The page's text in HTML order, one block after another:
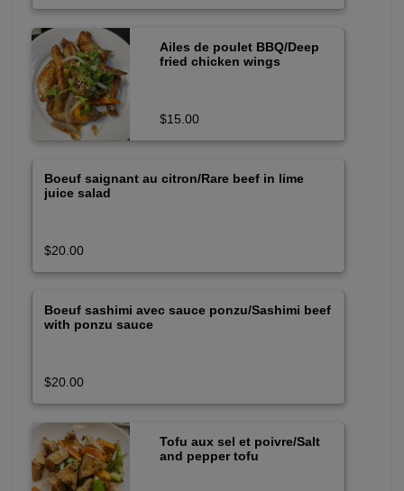
Ailes de poulet BBQ/Deep
fried chicken wings
$15.00
Boeuf saignant au citron/Rare beef in lime
juice salad
$20.00
Boeuf sashimi avec sauce ponzu/Sashimi beef
with ponzu sauce
$20.00
Tofu aux sel et poivre/Salt
and pepper tofu